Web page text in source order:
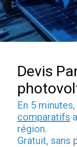
Devis
En 5
comparatifs
région.
Gratuit, sans